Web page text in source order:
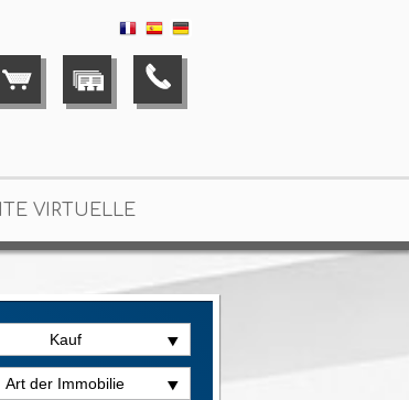
VIRTUELLE
Kauf
Art der Immobilie